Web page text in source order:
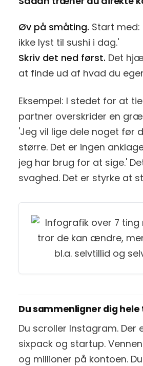
Øv på småting. Start
ikke lyst til sushi i dag.'
Skriv det ned først. Det
at finde ud af hvad du
Eksempel: I stedet for at
partner overskrider en
'Jeg vil lige dele noget før
større. Det er ingen
jeg har brug for at sige.'
svaghed. Det er styrke at
Du sammenligner dig hele
Du scroller Instagram. Der
sixpack og startup.
og millioner på kontoen.